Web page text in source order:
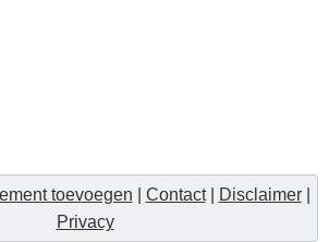
toevoegen Contact| Disclaimer|
Privacy